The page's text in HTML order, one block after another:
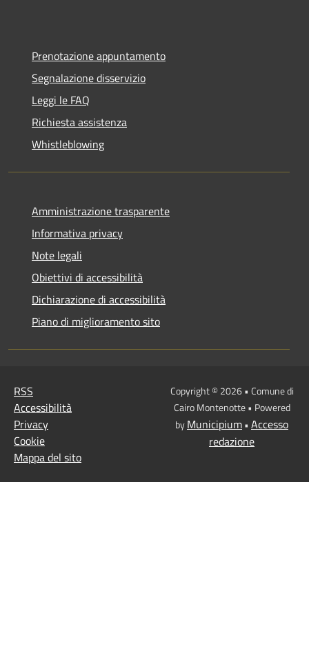
Prenotazione appuntamento
Segnalazione disservizio
Leggi le FAQ
Richiesta assistenza
Whistleblowing
Amministrazione trasparente
Informativa privacy
Note legali
Obiettivi di accessibilità
Dichiarazione di accessibilità
Piano di miglioramento sito
RSS
Accessibilità
Privacy
Cookie
Mappa del sito
Copyright © 2026 • Comune di
Cairo Montenotte • Powered
byMunicipium• Accesso
redazione